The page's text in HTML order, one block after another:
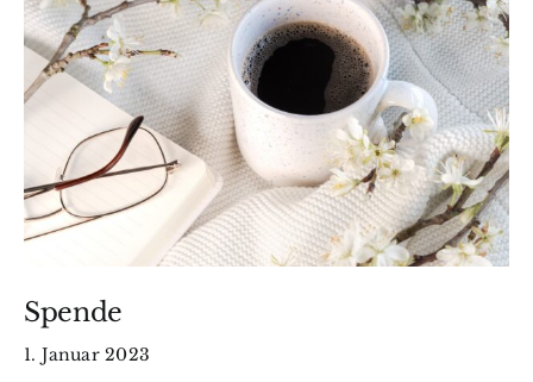
BfkbR
Markt
Termine
Kontakt
Search
Spende
1. Januar 2023